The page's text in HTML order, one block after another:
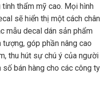
thẩm mỹ cao. Mọi hình
sẽ hiển thị một cách chân
mẫu decal dán sản phẩm
góp phần nâng cao
thu hút sự chú ý của người
bán hàng cho các công ty